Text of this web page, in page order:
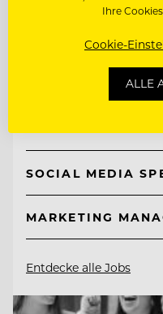
TOP
Schlosshotel
SOCIAL MEDIA
MARKETING
Entdecke alle Jobs
Ihre
Cookie-
ALLE